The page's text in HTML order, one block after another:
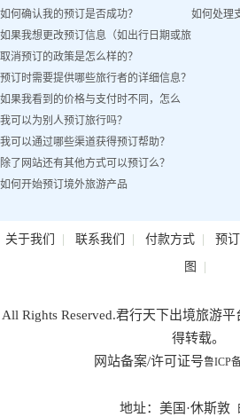
如何确认我的预订是否成功？
如果我想更改预订信息（如出行日期或旅
客姓名）怎么办？
取消预订的政策是怎么样的？
预订时需要提供哪些旅行者的详细信息？
如果我看到的价格与支付时不同，怎么
办？
我可以为别人预订旅行吗？
我可以通过哪些渠道获得预订帮助？
除了网站还有其他方式可以预订么？
如何开始预订境外旅游产品
如何处理
关于我们 | 联系我们 | 付款方式| 预
图 |
All Rights Reserved.君行天下出境旅游
得转载。
网站备案/许可证号鲁ICP
地址：美国·休斯敦